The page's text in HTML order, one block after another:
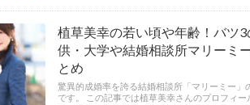
植草美幸の若い頃や年齢！バツ
供・大学や結婚相談所マリーミ
とめ
驚異的成婚率を誇る結婚相談所「マリーミー」
です。 この記事では植草美幸さんのプロフィ